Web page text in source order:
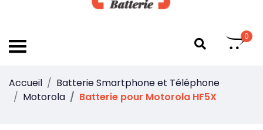
0
Accueil
Batterie Smartphone et Téléphone
Motorola
Batterie pour Motorola HF5X